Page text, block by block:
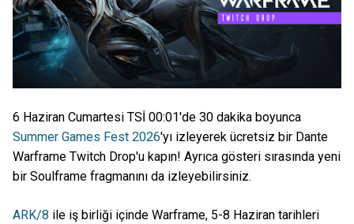
6 Haziran Cumartesi TSİ 00:01'de 30 dakika boyunca
Summer Games Fest 2026'yı izleyerek ücretsiz bir Dante
Warframe Twitch Drop'u kapın! Ayrıca gösteri sırasında yeni
bir Soulframe fragmanını da izleyebilirsiniz.
ARK/8 ile iş birliği içinde Warframe, 5-8 Haziran tarihleri